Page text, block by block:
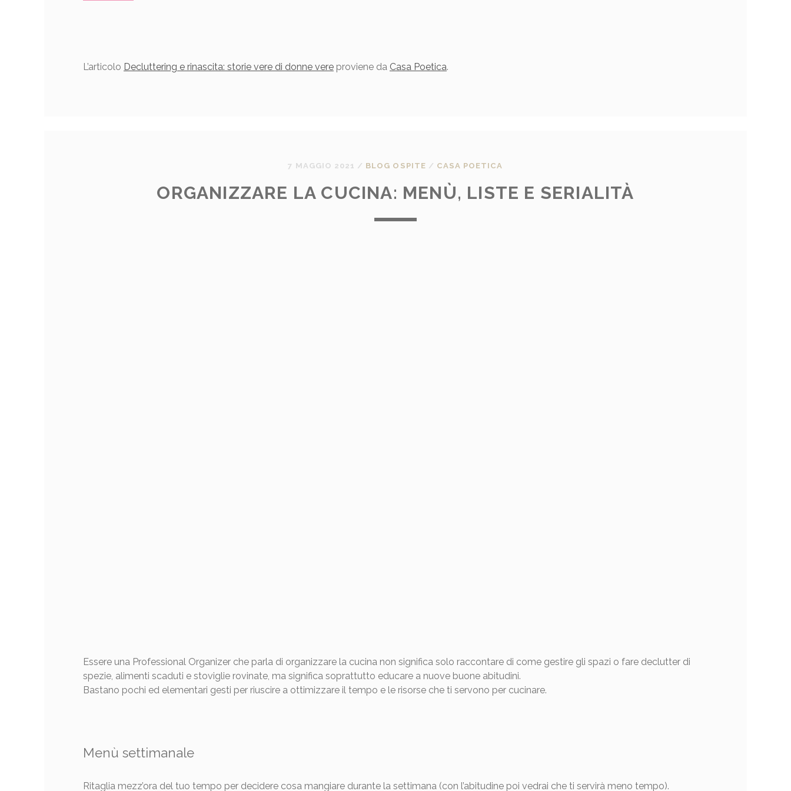
L’articolo Decluttering e rinascita: storie vere di donne vereproviene da Casa Poetica.
7 MAGGIO 2021 / BLOG OSPITE / CASA POETICA
ORGANIZZARE LA CUCINA: MENÙ, LISTE E SERIALITÀ
Essere una Professional Organizer che parla di organizzare la cucina non significa solo raccontare di come gestire gli spazi o fare declutter di
spezie, alimenti scaduti e stoviglie rovinate, ma significa soprattutto educare a nuove buone abitudini.
Bastano pochi ed elementari gesti per riuscire a ottimizzare il tempo e le risorse che ti servono per cucinare.
Menù settimanale
Ritaglia mezz’ora del tuo tempo per decidere cosa mangiare durante la settimana (con l’abitudine poi vedrai che ti servirà meno tempo).